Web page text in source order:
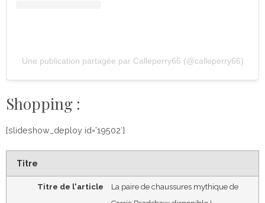
Une publication partagée par Calleperry66 (@calleperry66)
Shopping :
[slideshow_deploy id=’19502′]
Titre
Titre de l'article
La paire de chaussures mythique de